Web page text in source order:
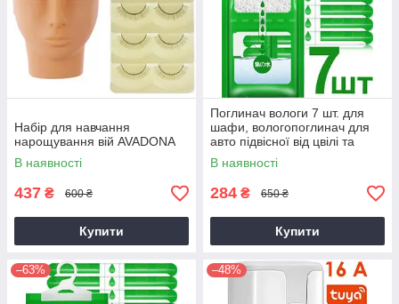
Набір для навчання
нарощування вій AVADONA
В наявності
437 ₴ 600 ₴
Купити
Поглинач вологи 7 шт. для
шафи, вологопоглинач для
авто підвісної від цвілі та
вологи з антигрибковим
ефектом, нейтралізатор
В наявності
284 ₴ 650 ₴
Купити
–63% –48%